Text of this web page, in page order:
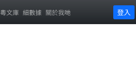
粵文庫 細數據 關於我哋 登入